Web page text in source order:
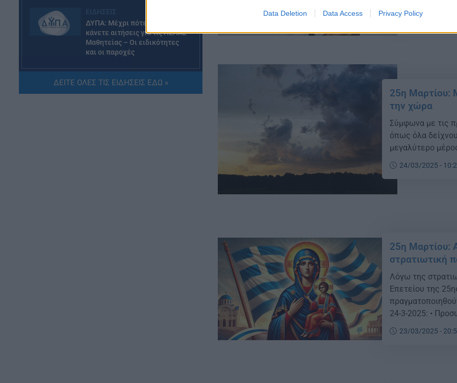
Data Deletion Data Access Privacy Policy
ΔΥΠΑ: Μέχρι πότε μπορείτε να
κάνετε αιτήσεις για τις ΠΕΠΑΣ
Μαθητείας – Οι ειδικότητες
και οι παροχές
ΔΕΙΤΕ ΟΛΕΣ ΤΙΣ ΕΙΔΗΣΕΙΣ ΕΔΩ »
23/10/2025 - 10:07
25η Μαρτίου:
την χώρα
Σύμφωνα με τις
όπως όλα
μεγαλύτερο
24/03/2025 -
25η Μαρτίου:
στρατιωτική
Λόγω της
Επετείου της
24-3-2025: •
οχημάτων, καθώς
23/03/2025 -